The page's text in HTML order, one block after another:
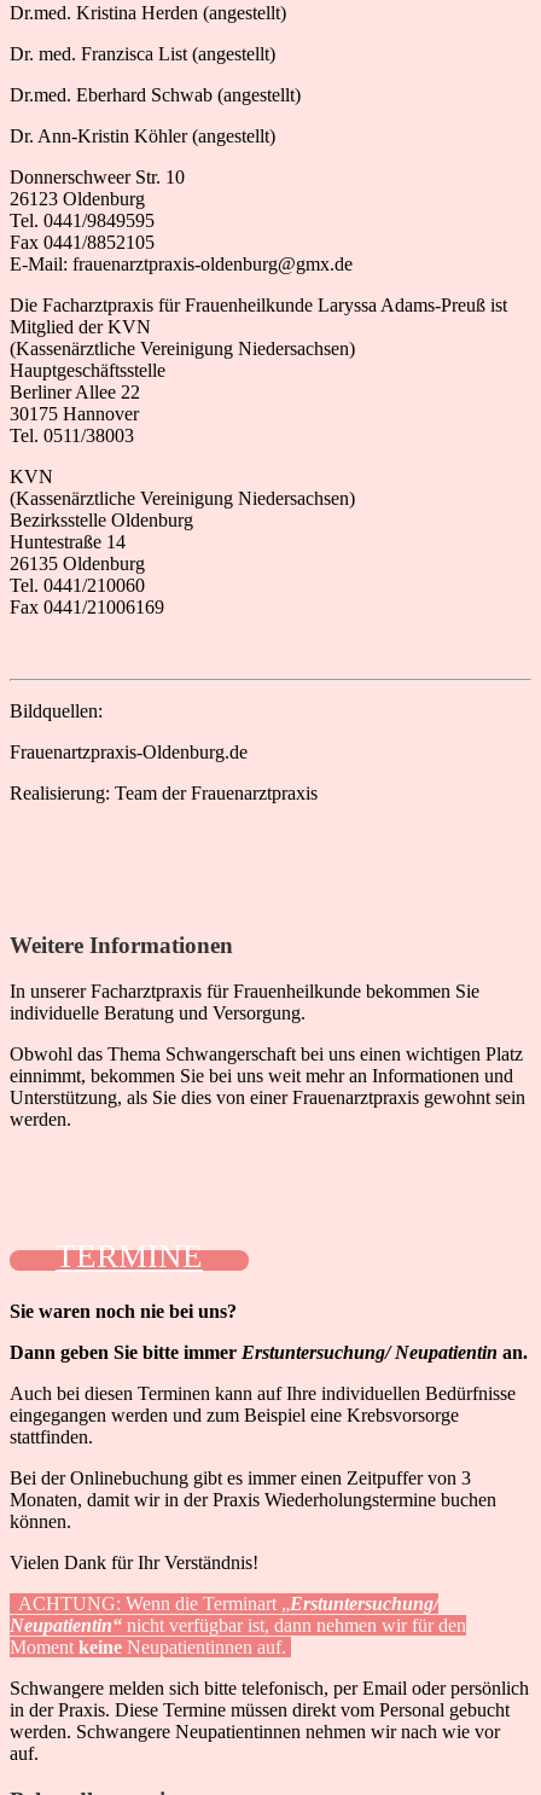
Dr.med. Kristina Herden (angestellt)
Dr. med. Franzisca List (angestellt)
Dr.med. Eberhard Schwab (angestellt)
Dr. Ann-Kristin Köhler (angestellt)
Donnerschweer Str. 10
26123 Oldenburg
Tel. 0441/9849595
Fax 0441/8852105
E-Mail: frauenarztpraxis-oldenburg@gmx.de
Die Facharztpraxis für Frauenheilkunde Laryssa Adams-Preuß ist
Mitglied derKVN
(Kassenärztliche Vereinigung Niedersachsen)
Hauptgeschäftsstelle
Berliner Allee 22
30175 Hannover
Tel. 0511/38003
KVN
(Kassenärztliche Vereinigung Niedersachsen)
Bezirksstelle Oldenburg
Huntestraße 14
26135 Oldenburg
Tel. 0441/210060
Fax 0441/21006169
Bildquellen:
Frauenartzpraxis-Oldenburg.de
Realisierung: Team der Frauenarztpraxis
Weitere Informationen
In unserer Facharztpraxis für Frauenheilkunde bekommen Sie
individuelle Beratung und Versorgung.
Obwohl das Thema Schwangerschaft bei uns einen wichtigen Platz
einnimmt, bekommen Sie bei uns weit mehr an Informationen und
Unterstützung, als Sie dies von einer Frauenarztpraxis gewohnt sein
werden.
TERMINE
Sie waren noch nie bei uns?
Dann geben Sie bitte immer Erstuntersuchung/ Neupatientin an.
Auch bei diesen Terminen kann auf Ihre individuellen Bedürfnisse
eingegangen werden und zum Beispiel eine Krebsvorsorge
stattfinden.
Bei der Onlinebuchung gibt es immer einen Zeitpuffer von 3
Monaten, damit wir in der Praxis Wiederholungstermine buchen
können.
Vielen Dank für Ihr Verständnis!
ACHTUNG: Wenn die Terminart „Erstuntersuchung/
Neupatientin“ nicht verfügbar ist, dann nehmen wir für den
Momentkeine Neupatientinnen auf.
Schwangere melden sich bitte telefonisch, per Email oder persönlich
in der Praxis. Diese Termine müssen direkt vom Personal gebucht
werden. Schwangere Neupatientinnen nehmen wir nach wie vor
auf.